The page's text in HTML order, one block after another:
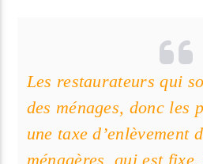
Les restaurateurs qui
des ménages, donc les
une taxe d’enlèvement
ménagères, qui est fixe.